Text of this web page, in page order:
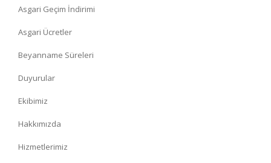
Asgari Geçim İndirimi
Asgari Ücretler
Beyanname Süreleri
Duyurular
Ekibimiz
Hakkımızda
Hizmetlerimiz